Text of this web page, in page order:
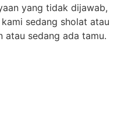
yang tidak dijawab,
sedang sholat atau
atau sedang ada tamu.